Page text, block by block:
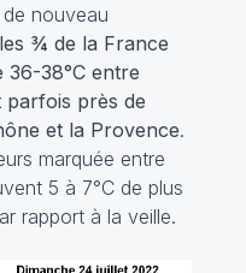
nouveau
¾ de la France
36-38°C entre
parfois près de
et la Provence.
marquée entre
5 à 7°C de plus
rapport à la veille.